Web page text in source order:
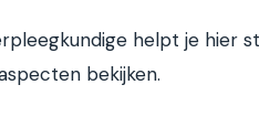
helpt je hier
bekijken.